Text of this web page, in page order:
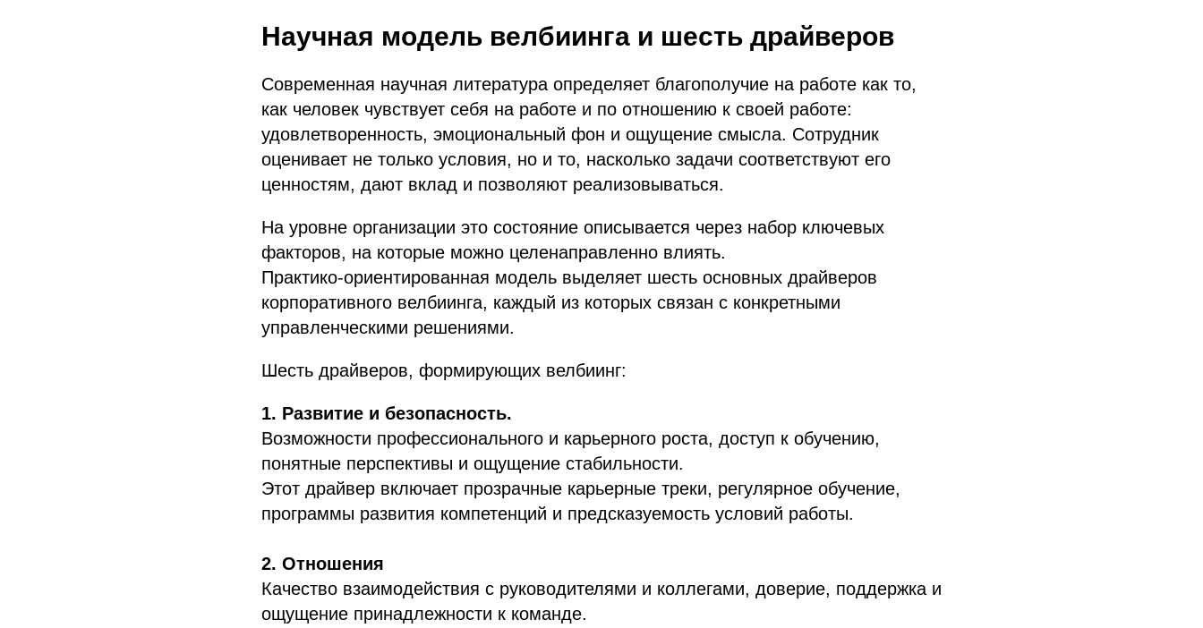
Научная модель велбиинга и шесть драйверов
Современная научная литература определяет благополучие на работе как то,
как человек чувствует себя на работе и по отношению к своей работе:
удовлетворенность, эмоциональный фон и ощущение смысла. Сотрудник
оценивает не только условия, но и то, насколько задачи соответствуют его
ценностям, дают вклад и позволяют реализовываться.​
На уровне организации это состояние описывается через набор ключевых
факторов, на которые можно целенаправленно влиять.
Практико‑ориентированная модель выделяет шесть основных драйверов
корпоративного велбиинга, каждый из которых связан с конкретными
управленческими решениями.
Шесть драйверов, формирующих велбиинг:
1. Развитие и безопасность.
Возможности профессионального и карьерного роста, доступ к обучению,
понятные перспективы и ощущение стабильности.
Этот драйвер включает прозрачные карьерные треки, регулярное обучение,
программы развития компетенций и предсказуемость условий работы.
2. Отношения
Качество взаимодействия с руководителями и коллегами, доверие, поддержка и
ощущение принадлежности к команде.